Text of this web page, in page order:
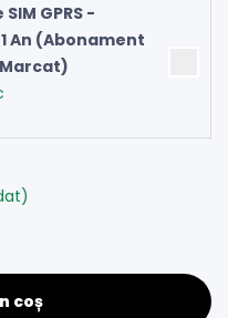
GPRS -
An (Abonament
coș